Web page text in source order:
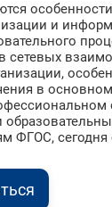
и
сетевых
в
ФГОС, сегодня